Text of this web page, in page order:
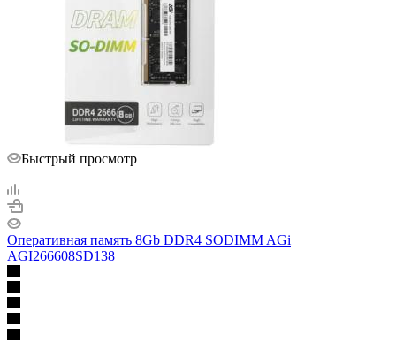
Быстрый просмотр
Оперативная память 8Gb DDR4 SODIMM AGi
AGI266608SD138